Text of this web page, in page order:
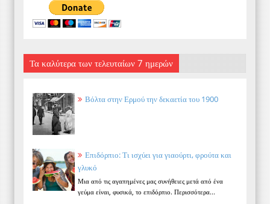
Τα καλύτερα των τελευταίων 7 ημερών
Βόλτα στην Ερμού την δεκαετία του 1900
Επιδόρπιο: Τι ισχύει για γιαούρτι, φρούτα και
γλυκό
Μια από τις αγαπημένες μας συνήθειες μετά από ένα
γεύμα είναι, φυσικά, το επιδόρπιο. Περισσότερα...